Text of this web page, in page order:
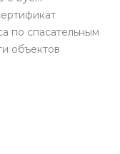
по спасательным
объектов